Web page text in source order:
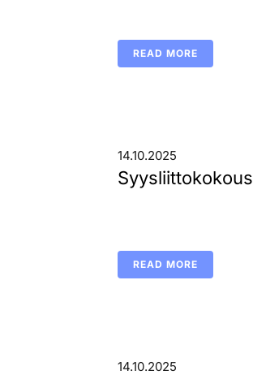
READ MORE
14.10.2025
Syysliittokokous
READ MORE
14.10.2025